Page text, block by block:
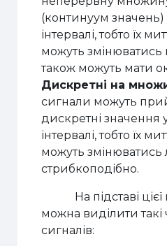
(континуум
інтервалі, тобто їх
можуть змінюватись
також можуть мати
Дискретні на
сигнали можуть
дискретні значення
інтервалі, тобто їх
можуть
стрибкоподібно.
На підставі цієї
можна виділити
сигналів: